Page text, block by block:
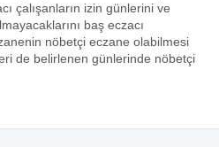
çalışanların izin günlerini ve
baş eczacı
nöbetçi eczane olabilmesi
de belirlenen günlerinde nöbetçi